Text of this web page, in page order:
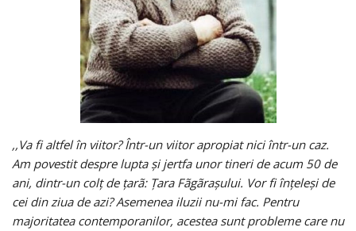
,,Va fi altfel în viitor? Într-un viitor apropiat nici într-un caz.
Am povestit despre lupta şi jertfa unor tineri de acum 50 de
ani, dintr-un colţ de ţarã: Ţara Fãgãraşului. Vor fi înţeleşi de
cei din ziua de azi? Asemenea iluzii nu-mi fac. Pentru
majoritatea contemporanilor, acestea sunt probleme care nu